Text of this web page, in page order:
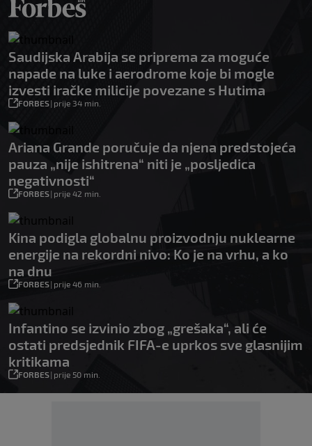
Saudijska Arabija se priprema za moguće
napade na luke i aerodrome koje bi mogle
izvesti iračke milicije povezane s Hutima
FORBES| prije 34 min.
Ariana Grande poručuje da njena predstojeća
pauza „nije ishitrena“ niti je „posljedica
negativnosti“
FORBES| prije 42 min.
Kina podigla globalnu proizvodnju nuklearne
energije na rekordni nivo: Ko je na vrhu, a ko
na dnu
FORBES| prije 46 min.
Infantino se izvinio zbog „grešaka“, ali će
ostati predsjednik FIFA-e uprkos sve glasnijim
kritikama
FORBES| prije 50 min.